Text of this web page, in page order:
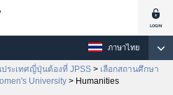
ภาษาไทย
ะเทศญี่ปุ่นต้องที่ JPSS > เลือกสถานศึกษา
University > Humanities